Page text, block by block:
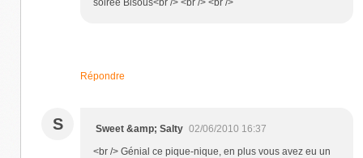
Répondre
S Sweet &amp; Salty 02/06/2010 16:37
<br /> Génial ce pique-nique, en plus vous avez eu un